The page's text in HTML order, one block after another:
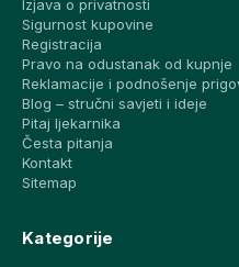
Izjava o privatnosti
Sigurnost kupovine
Registracija
Pravo na odustanak od kupnje
Reklamacije i podnošenje
Blog – stručni savjeti i ideje
Pitaj ljekarnika
Česta pitanja
Kontakt
Sitemap
Kategorije